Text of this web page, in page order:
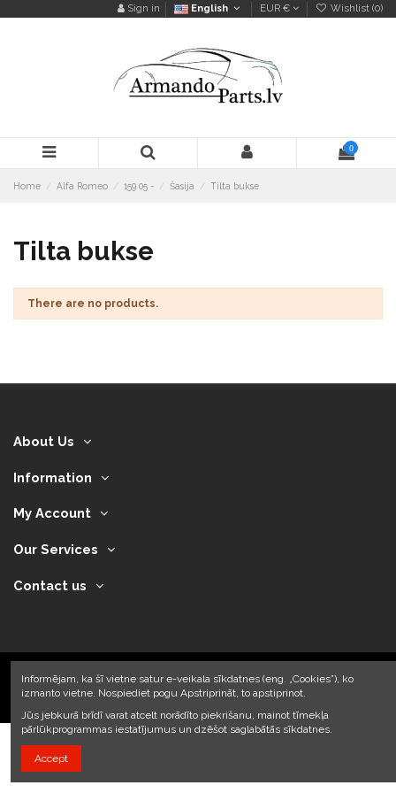
Sign in English EUR € Wishlist (0)
0
Home Alfa Romeo 159 05 - Šasija Tilta bukse
Tilta bukse
There are no products.
About Us
Information
My Account
Our Services
Contact us
2024 © Armando Auto SIA
Informējam, ka šī vietne satur e-veikala sīkdatnes (eng. „Cookies”), ko
izmanto vietne. Nospiediet pogu Apstriprināt, to apstiprinot.
Jūs jebkurā brīdī varat atcelt norādīto piekrišanu, mainot tīmekļa
pārlūkprogrammas iestatījumus un dzēšot saglabātās sīkdatnes.
Accept